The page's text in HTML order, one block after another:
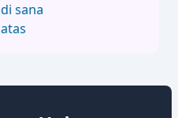
di sana
atas